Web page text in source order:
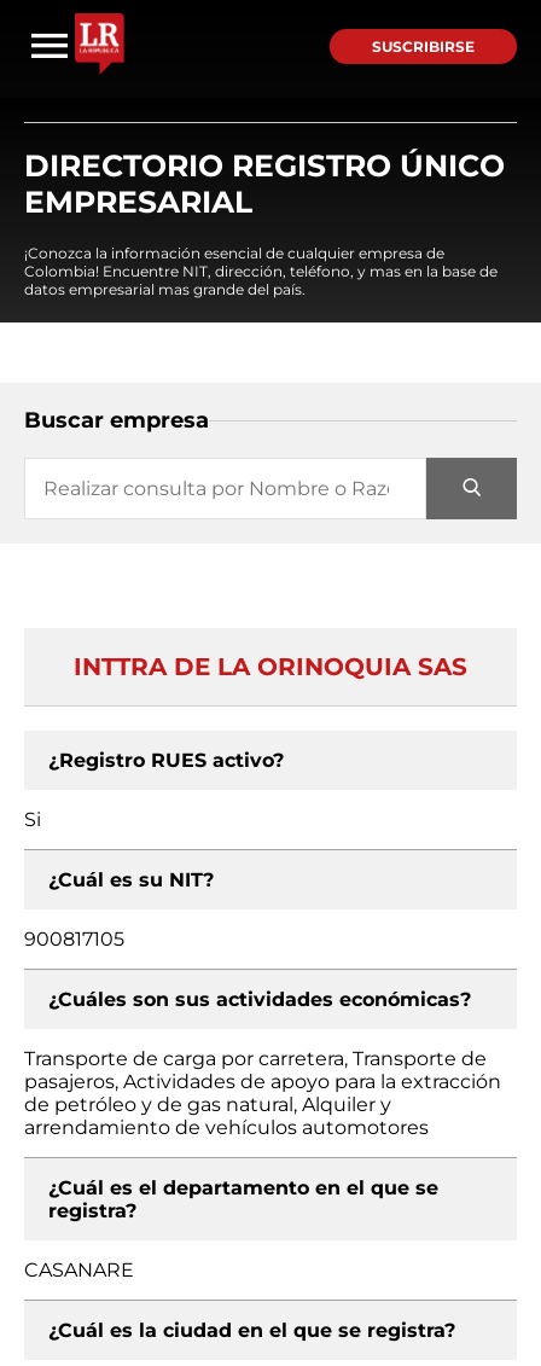
SUSCRIBIRSE
DIRECTORIO REGISTRO ÚNICO
EMPRESARIAL
¡Conozca la información esencial de cualquier empresa de
Colombia! Encuentre NIT, dirección, teléfono, y mas en la base de
datos empresarial mas grande del país.
Buscar empresa
INTTRA DE LA ORINOQUIA SAS
¿Registro RUES activo?
Si
¿Cuál es su NIT?
900817105
¿Cuáles son sus actividades económicas?
Transporte de carga por carretera, Transporte de
pasajeros, Actividades de apoyo para la extracción
de petróleo y de gas natural, Alquiler y
arrendamiento de vehículos automotores
¿Cuál es el departamento en el que se
registra?
CASANARE
¿Cuál es la ciudad en el que se registra?